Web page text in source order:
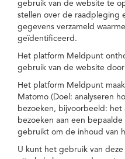
gebruik van de website te
stellen over de raadpleging
gegevens verzameld
geïdentificeerd.
Het platform Meldpunt
gebruik van de website
Het platform Meldpunt
Matomo (Doel: analyseren
bezoeken, bijvoorbeeld: het
bezoeken aan een
gebruikt om de inhoud van
U kunt het gebruik van